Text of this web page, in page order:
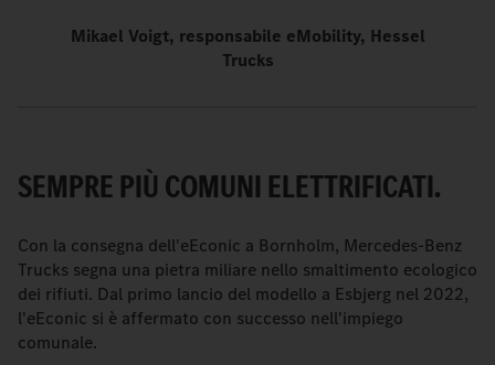
Mikael Voigt, responsabile eMobility, Hessel
Trucks
SEMPRE PIÙ COMUNI ELETTRIFICATI.
Con la consegna dell'eEconic a Bornholm, Mercedes-Benz
Trucks segna una pietra miliare nello smaltimento ecologico
dei rifiuti. Dal primo lancio del modello a Esbjerg nel 2022,
l'eEconic si è affermato con successo nell'impiego
comunale.